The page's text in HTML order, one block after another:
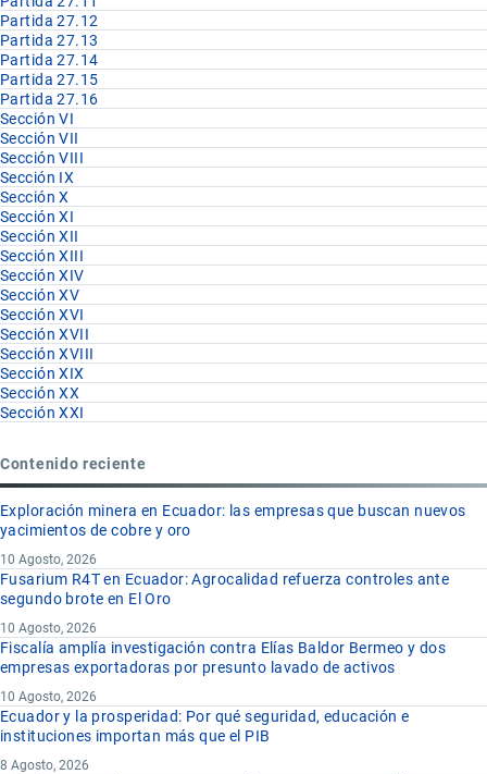
Partida 27.12
Partida 27.13
Partida 27.14
Partida 27.15
Partida 27.16
Sección VI
Sección VII
Sección VIII
Sección IX
Sección X
Sección XI
Sección XII
Sección XIII
Sección XIV
Sección XV
Sección XVI
Sección XVII
Sección XVIII
Sección XIX
Sección XX
Sección XXI
Contenido reciente
Exploración minera en Ecuador: las empresas que buscan nuevos
yacimientos de cobre y oro
10 Agosto, 2026
Fusarium R4T en Ecuador: Agrocalidad refuerza controles ante
segundo brote en El Oro
10 Agosto, 2026
Fiscalía amplía investigación contra Elías Baldor Bermeo y dos
empresas exportadoras por presunto lavado de activos
10 Agosto, 2026
Ecuador y la prosperidad: Por qué seguridad, educación e
instituciones importan más que el PIB
8 Agosto, 2026